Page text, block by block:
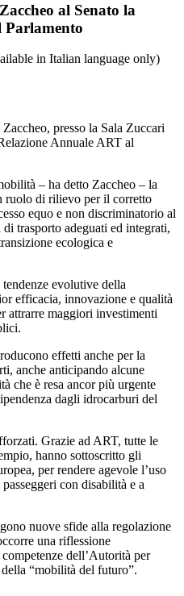
al Senato la
Parlamento
in Italian language only)
presso la Sala Zuccari
Annuale ART al
– ha detto Zaccheo – la
ruolo di rilievo per il corretto
equo e non discriminatorio al
trasporto adeguati ed integrati,
ecologica e
evolutive della
efficacia, innovazione e qualità
attrarre maggiori investimenti
effetti anche per la
anche anticipando alcune
che è resa ancor più urgente
dagli idrocarburi del
Grazie ad ART, tutte le
hanno sottoscritto gli
per rendere agevole l’uso
con disabilità e a
nuove sfide alla regolazione
una riflessione
dell’Autorità per
“mobilità del futuro”.